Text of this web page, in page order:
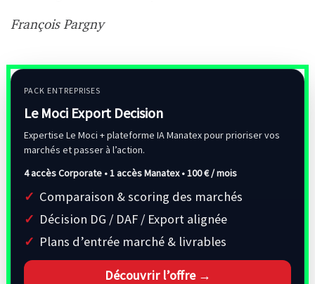
François Pargny
PACK ENTREPRISES
Le Moci Export Decision
Expertise Le Moci + plateforme IA Manatex pour prioriser vos
marchés et passer à l’action.
4 accès Corporate • 1 accès Manatex •100 € / mois
Comparaison & scoring des marchés
Décision DG / DAF / Export alignée
Plans d’entrée marché & livrables
Découvrir l’offre →